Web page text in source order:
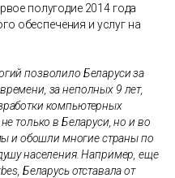
полугодие 2014 года
обеспечения и услуг на
позволило Беларуси за
за неполных 9 лет,
компьютерных
только в Беларуси, но и во
и обошли многие страны по
населения. Например, еще
Беларусь отставала от